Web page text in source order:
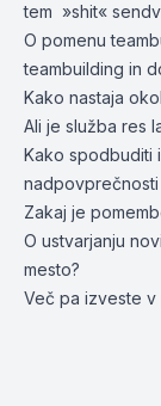
tem »shit«
O pomenu
teambuilding in
Kako nastaja
Ali je služba res
Kako spodbuditi
Zakaj je
O ustvarjanju
mesto?
Več pa izveste v